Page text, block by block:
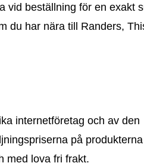
vid beställning för en exakt
du har nära till Randers,
internetföretag och av den
på
med lova fri frakt.